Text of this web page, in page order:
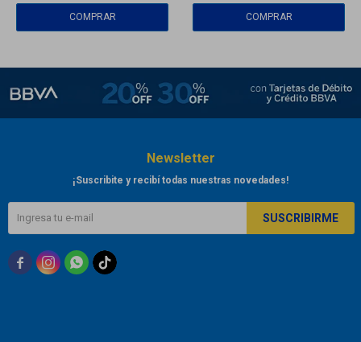
Newsletter
¡Suscribite y recibí todas nuestras novedades!
SUSCRIBIRME
  